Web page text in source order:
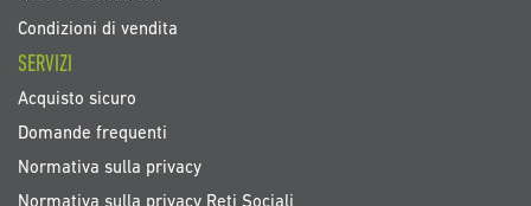
Condizioni di vendita
SERVIZI
Acquisto sicuro
Domande frequenti
Normativa sulla privacy